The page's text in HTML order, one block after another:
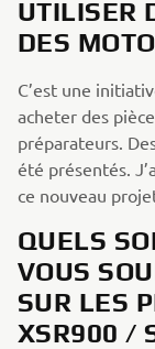
UTILISER
DES
C’est une
acheter des
préparateurs.
été présentés.
ce nouveau
QUELS
VOUS
SUR LES
XSR900 /